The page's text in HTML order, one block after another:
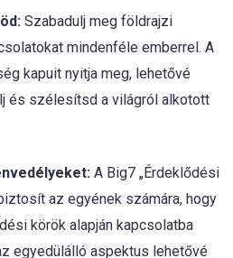
Szabadulj meg földrajzi
mindenféle emberrel. A
kapuit nyitja meg, lehetővé
és szélesítsd a világról alkotott
A Big7 „Érdeklődési
az egyének számára, hogy
körök alapján kapcsolatba
egyedülálló aspektus lehetővé